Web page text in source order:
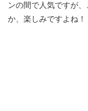
ンの間で人気ですが
か、楽しみですよね！